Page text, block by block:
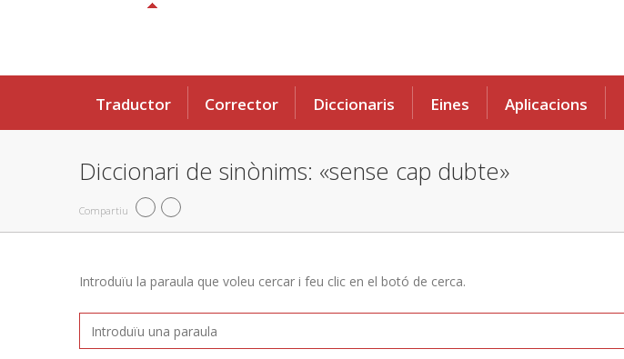
Traductor Corrector Diccionaris Eines Aplicacions
Diccionari de sinònims: «sense cap dubte»
Compartiu
Introduïu la paraula que voleu cercar i feu clic en el botó de cerca.